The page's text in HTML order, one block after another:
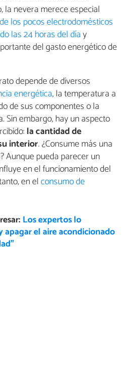
la nevera merece especial
los pocos electrodomésticos
las 24 horas del díay
del gasto energético de
depende de diversos
energética, la temperatura a
de sus componentes o la
Sin embargo, hay un aspecto
la cantidad de
interior. ¿Consume más una
Aunque pueda parecer un
en el funcionamiento del
en elconsumo de
Los expertos lo
apagar el aire acondicionado